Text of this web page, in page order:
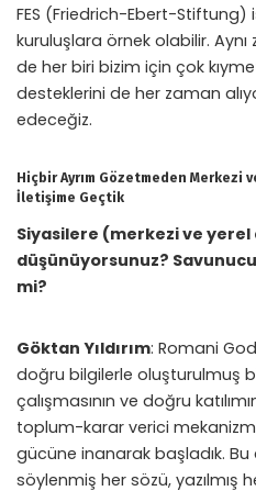
FES (Friedrich-Ebert-Stiftung)
kuruluşlara örnek olabilir.
de her biri bizim için çok
desteklerini de her zaman
edeceğiz.
Hiçbir Ayrım Gözetmeden Merkezi
İletişime Geçtik
Siyasilere (merkezi ve yerel
düşünüyorsunuz?
mi?
Göktan Yıldırım: Romani
doğru bilgilerle oluşturulmuş
çalışmasının ve doğru
toplum-karar verici
gücüne inanarak başladık.
söylenmiş her sözü, yazılmış